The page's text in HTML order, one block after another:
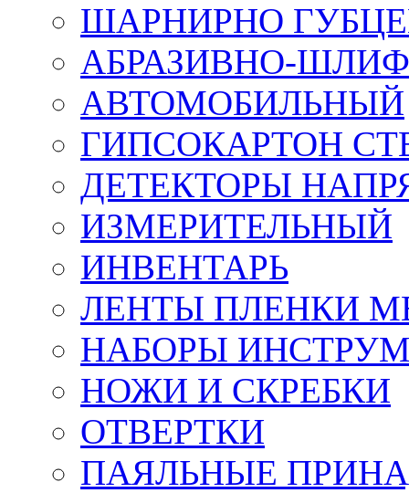
ШАРНИРНО
АБРАЗИВНО-
АВТОМОБИЛЬНЫЙ
ГИПСОКАРТОН
ДЕТЕКТОРЫ
ИЗМЕРИТЕЛЬНЫЙ
ИНВЕНТАРЬ
ЛЕНТЫ ПЛЕНКИ
НАБОРЫ
НОЖИ И СКРЕБКИ
ОТВЕРТКИ
ПАЯЛЬНЫЕ